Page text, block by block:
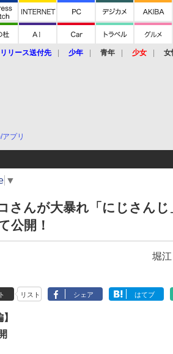
リリース送付先 少年 青年 少女 女
アプリ
▼
さんが大暴れ「にじさんじ
公開！
堀
リスト シェア はてブ